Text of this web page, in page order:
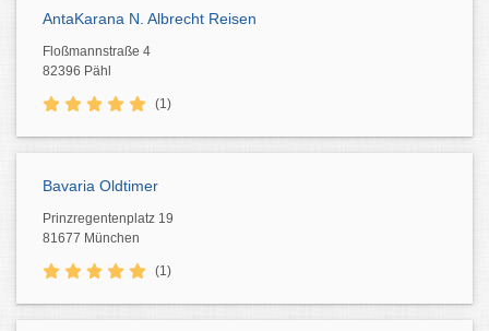
AntaKarana N. Albrecht Reisen
Floßmannstraße 4
82396 Pähl
(1)
Bavaria Oldtimer
Prinzregentenplatz 19
81677 München
(1)